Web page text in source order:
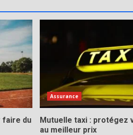
faire du
Assurance
Mutuelle taxi : protégez
au meilleur prix